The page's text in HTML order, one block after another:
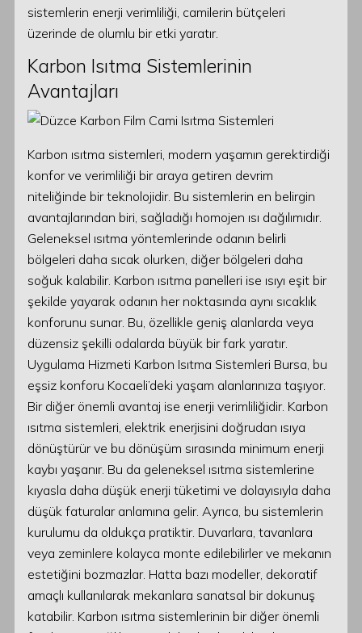
sistemlerin enerji verimliliği, camilerin bütçeleri
üzerinde de olumlu bir etki yaratır.
Karbon Isıtma Sistemlerinin
Avantajları
Karbon ısıtma sistemleri, modern yaşamın gerektirdiği
konfor ve verimliliği bir araya getiren devrim
niteliğinde bir teknolojidir. Bu sistemlerin en belirgin
avantajlarından biri, sağladığı homojen ısı dağılımıdır.
Geleneksel ısıtma yöntemlerinde odanın belirli
bölgeleri daha sıcak olurken, diğer bölgeleri daha
soğuk kalabilir. Karbon ısıtma panelleri ise ısıyı eşit bir
şekilde yayarak odanın her noktasında aynı sıcaklık
konforunu sunar. Bu, özellikle geniş alanlarda veya
düzensiz şekilli odalarda büyük bir fark yaratır.
Uygulama Hizmeti Karbon Isıtma Sistemleri Bursa, bu
eşsiz konforu Kocaeli’deki yaşam alanlarınıza taşıyor.
Bir diğer önemli avantaj ise enerji verimliliğidir. Karbon
ısıtma sistemleri, elektrik enerjisini doğrudan ısıya
dönüştürür ve bu dönüşüm sırasında minimum enerji
kaybı yaşanır. Bu da geleneksel ısıtma sistemlerine
kıyasla daha düşük enerji tüketimi ve dolayısıyla daha
düşük faturalar anlamına gelir. Ayrıca, bu sistemlerin
kurulumu da oldukça pratiktir. Duvarlara, tavanlara
veya zeminlere kolayca monte edilebilirler ve mekanın
estetiğini bozmazlar. Hatta bazı modeller, dekoratif
amaçlı kullanılarak mekanlara sanatsal bir dokunuş
katabilir. Karbon ısıtma sistemlerinin bir diğer önemli